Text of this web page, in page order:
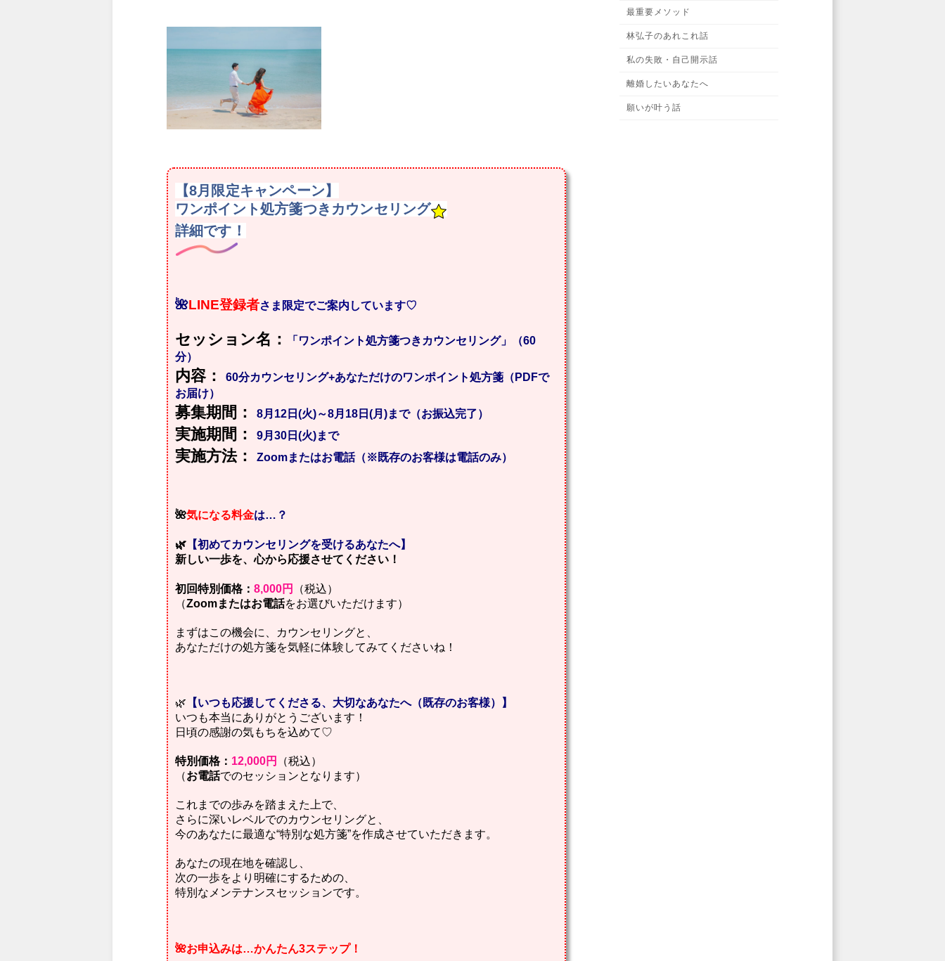
【8月限定キャンペーン】
ワンポイント処方箋つきカウンセリング
詳細です！
🌺LINE登録者さま限定でご案内しています♡
セッション名：
「ワンポイント処方箋つきカウンセリング」（60
分）
内容：
60分カウンセリング+あなただけのワンポイント処方箋（PDFで
お届け）
募集期間： 8月12日(火)～8月18日(月)まで（お振込完了）
実施期間： 9月30日(火)まで
実施方法： Zoomまたはお電話（※既存のお客様は電話のみ）
🌺気になる料金は…？
🌿【初めてカウンセリングを受けるあなたへ】
新しい一歩を、心から応援させてください！
初回特別価格： 8,000円
（税込）
（Zoomまたはお電話をお選びいただけます）
まずはこの機会に、カウンセリングと、
あなただけの処方箋を気軽に体験してみてくださいね！
🌿 【いつも応援してくださる、大切なあなたへ（既存のお客様）】
いつも本当にありがとうございます！
日頃の感謝の気もちを込めて♡
特別価格： 12,000円
（税込）
（お電話でのセッションとなります）
これまでの歩みを踏まえた上で、
さらに深いレベルでのカウンセリングと、
今のあなたに最適な“特別な処方箋”を作成させていただきます。
あなたの現在地を確認し、
次の一歩をより明確にするための、
特別なメンテナンスセッションです。
🌺お申込みは…かんたん3ステップ！
最重要メソッド
林弘子のあれこれ話
私の失敗・自己開示話
離婚したいあなたへ
願いが叶う話